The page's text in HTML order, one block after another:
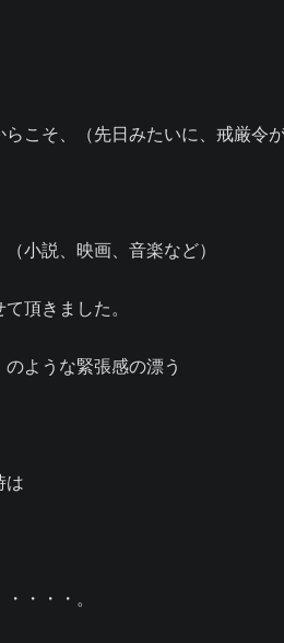
こそ、（先日みたいに、戒厳令
小説、映画、音楽など）
頂きました。
ような緊張感の漂う
は
・・・。